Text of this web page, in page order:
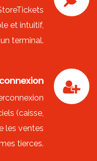
et intuitif,
terminal.
(caisse,
les ventes
tierces.